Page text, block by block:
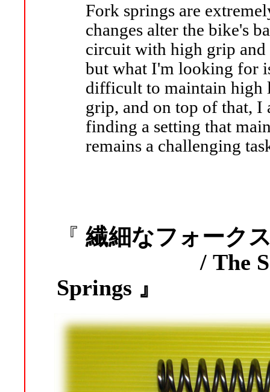
Fork springs are
changes alter the bike's
circuit with high grip and
but what I'm looking for
difficult to maintain high
grip, and on top of that, I
finding a setting that
remains a challenging
『 繊細なフォーク
/ The
Springs 』